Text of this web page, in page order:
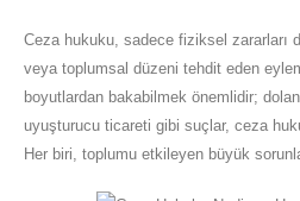
Ceza hukuku, sadece fiziksel zararları
veya toplumsal düzeni tehdit eden
boyutlardan bakabilmek önemlidir;
uyuşturucu ticareti gibi suçlar, ceza
Her biri, toplumu etkileyen büyük